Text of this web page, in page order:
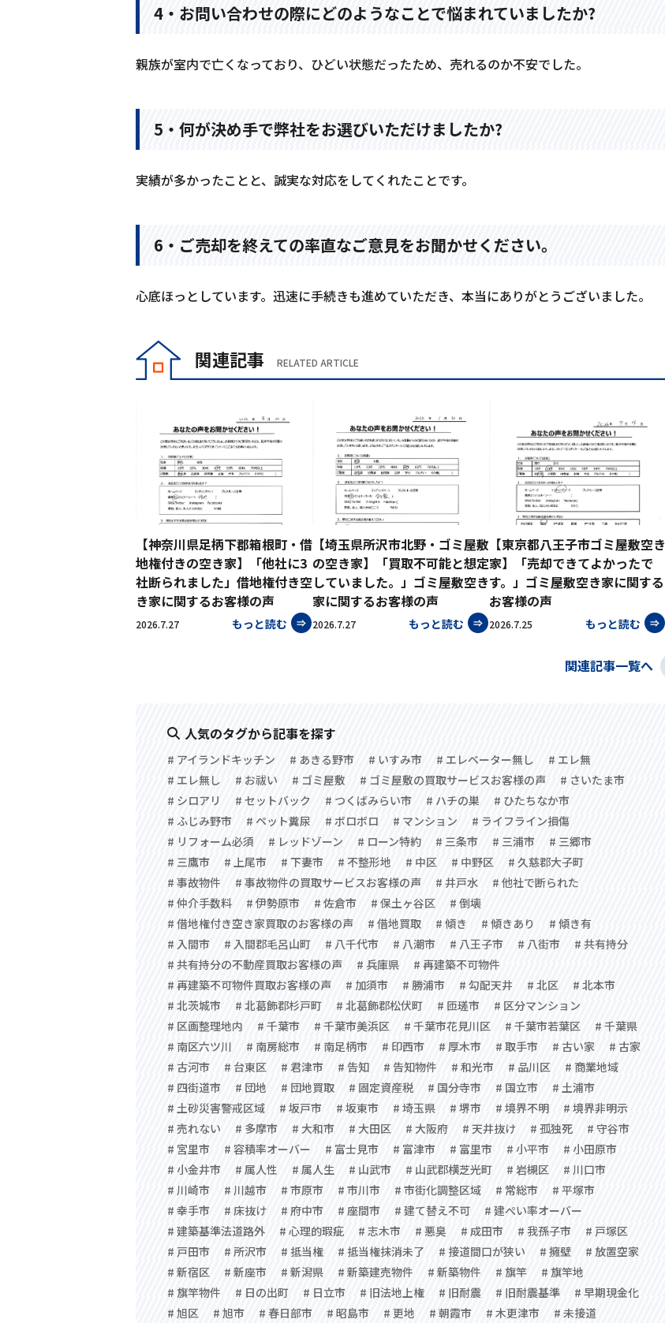
4・お問い合わせの際にどのようなことで悩まれていましたか?
親族が室内で亡くなっており、ひどい状態だったため、売れるのか不安でした。
5・何が決め手で弊社をお選びいただけましたか?
実績が多かったことと、誠実な対応をしてくれたことです。
6・ご売却を終えての率直なご意見をお聞かせください。
心底ほっとしています。迅速に手続きも進めていただき、本当にありがとうございました。
関連記事 RELATED ARTICLE
【神奈川県足柄下郡箱根町・借
地権付きの空き家】「他社に3
社断られました」借地権付き空
き家に関するお客様の声
2026.7.27 もっと読む
【埼玉県所沢市北野・ゴミ屋敷
の空き家】「買取不可能と想定
していました。」ゴミ屋敷空き
家に関するお客様の声
2026.7.27 もっと読む
【東京都八王子市ゴミ屋敷空き
家】「売却できてよかったで
す。」ゴミ屋敷空き家に関する
お客様の声
2026.7.25 もっと読む
関連記事一覧へ
人気のタグから記事を探す
# アイランドキッチン # あきる野市 # いすみ市 # エレベーター無し
# エレ無
# エレ無し
# お祓い # ゴミ屋敷 # ゴミ屋敷の買取サービスお客様の声
# さいたま市
# シロアリ
# セットバック # つくばみらい市 # ハチの巣
# ひたちなか市
# ふじみ野市
# ペット糞尿 # ボロボロ # マンション
# ライフライン損傷
# リフォーム必須
# レッドゾーン # ローン特約 # 三条市 # 三浦市
# 三郷市
# 三鷹市
# 上尾市 # 下妻市 # 不整形地 # 中区 # 中野区
# 久慈郡大子町
# 事故物件
# 事故物件の買取サービスお客様の声 # 井戸水
# 他社で断られた
# 仲介手数料
# 伊勢原市 # 佐倉市 # 保土ヶ谷区
# 倒壊
# 借地権付き空き家買取のお客様の声
# 借地買取 # 傾き # 傾きあり
# 傾き有
# 入間市
# 入間郡毛呂山町 # 八千代市 # 八潮市 # 八王子市 # 八街市
# 共有持分
# 共有持分の不動産買取お客様の声
# 兵庫県
# 再建築不可物件
# 再建築不可物件買取お客様の声
# 加須市 # 勝浦市 # 勾配天井 # 北区
# 北本市
# 北茨城市
# 北葛飾郡杉戸町 # 北葛飾郡松伏町 # 匝瑳市
# 区分マンション
# 区画整理地内
# 千葉市 # 千葉市美浜区 # 千葉市花見川区 # 千葉市若葉区
# 千葉県
# 南区六ツ川
# 南房総市 # 南足柄市 # 印西市 # 厚木市 # 取手市 # 古い家
# 古家
# 古河市
# 台東区 # 君津市 # 告知 # 告知物件 # 和光市 # 品川区
# 商業地域
# 四街道市
# 団地 # 団地買取 # 固定資産税 # 国分寺市 # 国立市
# 土浦市
# 土砂災害警戒区域
# 坂戸市 # 坂東市 # 埼玉県 # 堺市 # 境界不明
# 境界非明示
# 売れない
# 多摩市 # 大和市 # 大田区 # 大阪府 # 天井抜け # 孤独死
# 守谷市
# 宮里市
# 容積率オーバー # 富士見市 # 富津市 # 富里市 # 小平市
# 小田原市
# 小金井市
# 属人性 # 属人生 # 山武市 # 山武郡横芝光町 # 岩槻区
# 川口市
# 川崎市
# 川越市 # 市原市 # 市川市 # 市街化調整区域 # 常総市
# 平塚市
# 幸手市
# 床抜け # 府中市 # 座間市 # 建て替え不可
# 建ぺい率オーバー
# 建築基準法道路外
# 心理的瑕疵 # 志木市 # 悪臭 # 成田市 # 我孫子市
# 戸塚区
# 戸田市
# 所沢市 # 抵当権 # 抵当権抹消未了 # 接道間口が狭い # 擁壁
# 放置空家
# 新宿区
# 新座市 # 新潟県 # 新築建売物件 # 新築物件 # 旗竿
# 旗竿地
# 旗竿物件
# 日の出町 # 日立市 # 旧法地上権 # 旧耐震 # 旧耐震基準
# 早期現金化
# 旭区
# 旭市 # 春日部市 # 昭島市 # 更地 # 朝霞市 # 木更津市 # 未接道